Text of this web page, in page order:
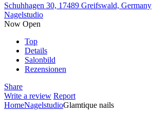
Schuhhagen 30, 17489 Greifswald, Germany
Nagelstudio
Now Open
Top
Details
Salonbild
Rezensionen
Share
Write a review Report
HomeNagelstudioGlamtique nails